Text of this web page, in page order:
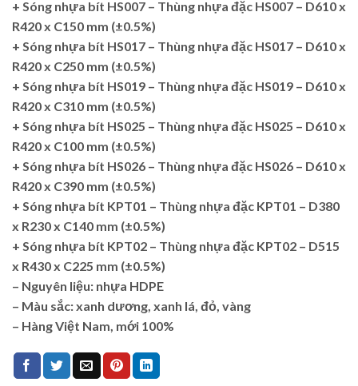
+ Sóng nhựa bít HS007 – Thùng nhựa đặc HS007 – D610 x
R420 x C150 mm (±0.5%)
+ Sóng nhựa bít HS017 – Thùng nhựa đặc HS017 – D610 x
R420 x C250 mm (±0.5%)
+ Sóng nhựa bít HS019 – Thùng nhựa đặc HS019 – D610 x
R420 x C310 mm (±0.5%)
+ Sóng nhựa bít HS025 – Thùng nhựa đặc HS025 – D610 x
R420 x C100 mm (±0.5%)
+ Sóng nhựa bít HS026 – Thùng nhựa đặc HS026 – D610 x
R420 x C390 mm (±0.5%)
+ Sóng nhựa bít KPT01 – Thùng nhựa đặc KPT01 – D380
x R230 x C140 mm (±0.5%)
+ Sóng nhựa bít KPT02 – Thùng nhựa đặc KPT02 – D515
x R430 x C225 mm (±0.5%)
– Nguyên liệu: nhựa HDPE
– Màu sắc: xanh dương, xanh lá, đỏ, vàng
– Hàng Việt Nam, mới 100%